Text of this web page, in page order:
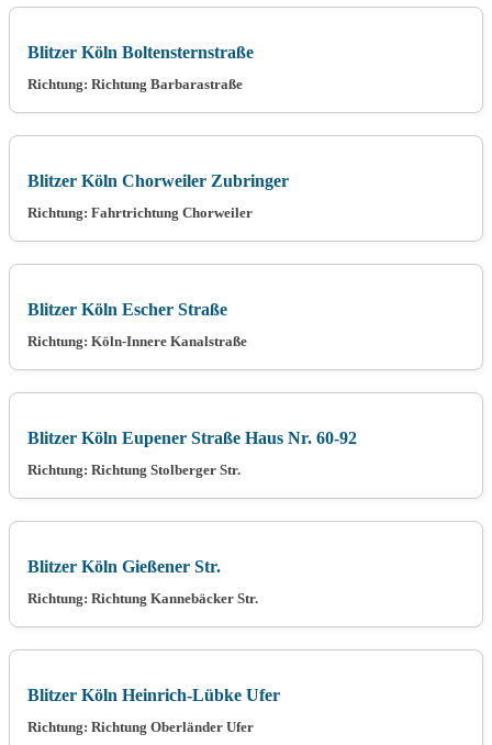
Blitzer Köln Boltensternstraße
Richtung: Richtung Barbarastraße
Blitzer Köln Chorweiler Zubringer
Richtung: Fahrtrichtung Chorweiler
Blitzer Köln Escher Straße
Richtung: Köln-Innere Kanalstraße
Blitzer Köln Eupener Straße Haus Nr. 60-92
Richtung: Richtung Stolberger Str.
Blitzer Köln Gießener Str.
Richtung: Richtung Kannebäcker Str.
Blitzer Köln Heinrich-Lübke Ufer
Richtung: Richtung Oberländer Ufer